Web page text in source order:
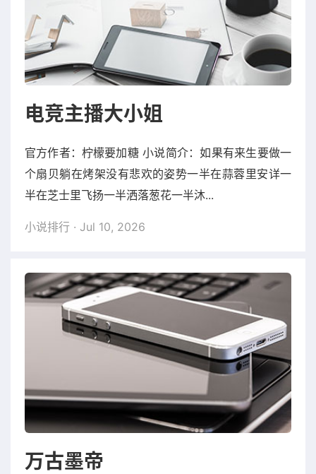
电竞主播大小姐
官方作者：柠檬要加糖 小说简介：如果有来生要做一
个扇贝躺在烤架没有悲欢的姿势一半在蒜蓉里安详一
半在芝士里飞扬一半洒落葱花一半沐...
小说排行 · Jul 10, 2026
万古墨帝